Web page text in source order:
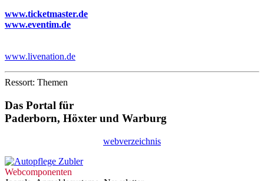
www.ticketmaster.de
www.eventim.de
www.livenation.de
Ressort: Themen
Das Portal für
Paderborn, Höxter und Warburg
webverzeichnis
Webcomponenten